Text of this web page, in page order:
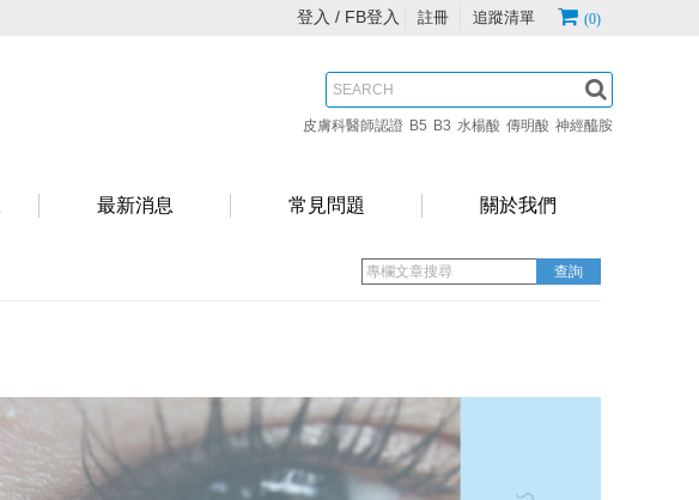
(0)
登入 / FB登入 註冊 追蹤清單
皮膚科醫師認證 B5 B3 水楊酸 傳明酸 神經醯胺
最新消息 常見問題 關於我們